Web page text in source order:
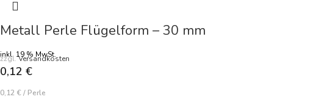
Metall Perle Flügelform – 30 mm
inkl. 19 % MwSt.
zzgl.Versandkosten
0,12 €
0,12 € / Perle